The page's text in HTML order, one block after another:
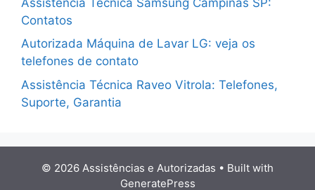
Contatos
Autorizada Máquina de Lavar LG: veja os
telefones de contato
Assistência Técnica Raveo Vitrola: Telefones,
Suporte, Garantia
© 2026 Assistências e Autorizadas • Built with
GeneratePress